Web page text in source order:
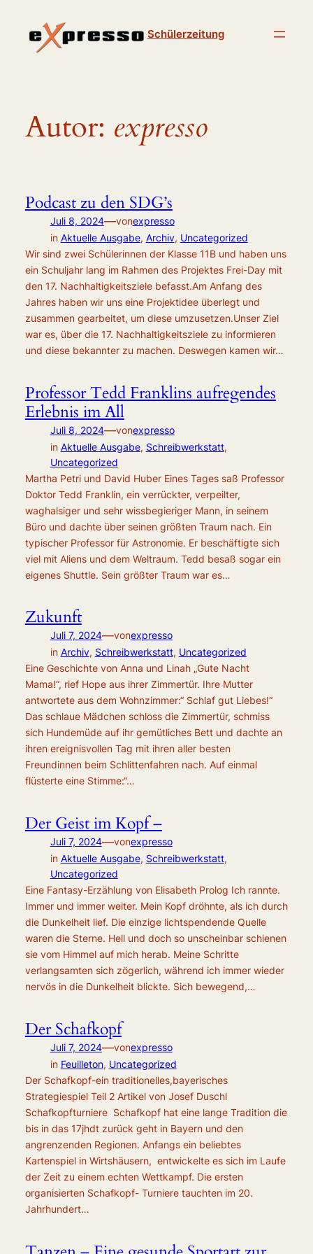
springen
Schülerzeitung
Autor: expresso
Podcast zu den SDG’s
Juli 8, 2024—vonexpresso
in Aktuelle Ausgabe, Archiv, Uncategorized
Wir sind zwei Schülerinnen der Klasse 11B und haben uns
ein Schuljahr lang im Rahmen des Projektes Frei-Day mit
den 17. Nachhaltigkeitsziele befasst.Am Anfang des
Jahres haben wir uns eine Projektidee überlegt und
zusammen gearbeitet, um diese umzusetzen.Unser Ziel
war es, über die 17. Nachhaltigkeitsziele zu informieren
und diese bekannter zu machen. Deswegen kamen wir…
Professor Tedd Franklins aufregendes
Erlebnis im All
Juli 8, 2024—vonexpresso
in Aktuelle Ausgabe, Schreibwerkstatt
Uncategorized
Martha Petri und David Huber Eines Tages saß Professor
Doktor Tedd Franklin, ein verrückter, verpeilter,
waghalsiger und sehr wissbegieriger Mann, in seinem
Büro und dachte über seinen größten Traum nach. Ein
typischer Professor für Astronomie. Er beschäftigte sich
viel mit Aliens und dem Weltraum. Tedd besaß sogar ein
eigenes Shuttle. Sein größter Traum war es…
Zukunft
Juli 7, 2024—vonexpresso
in Archiv, Schreibwerkstatt, Uncategorized
Eine Geschichte von Anna und Linah „Gute Nacht
Mama!“, rief Hope aus ihrer Zimmertür. Ihre Mutter
antwortete aus dem Wohnzimmer:“ Schlaf gut Liebes!“
Das schlaue Mädchen schloss die Zimmertür, schmiss
sich Hundemüde auf ihr gemütliches Bett und dachte an
ihren ereignisvollen Tag mit ihren aller besten
Freundinnen beim Schlittenfahren nach. Auf einmal
flüsterte eine Stimme:“…
Der Geist im Kopf –
Juli 7, 2024—vonexpresso
in Aktuelle Ausgabe, Schreibwerkstatt
Uncategorized
Eine Fantasy-Erzählung von Elisabeth Prolog Ich rannte.
Immer und immer weiter. Mein Kopf dröhnte, als ich durch
die Dunkelheit lief. Die einzige lichtspendende Quelle
waren die Sterne. Hell und doch so unscheinbar schienen
sie vom Himmel auf mich herab. Meine Schritte
verlangsamten sich zögerlich, während ich immer wieder
nervös in die Dunkelheit blickte. Sich bewegend,…
Der Schafkopf
Juli 7, 2024—vonexpresso
in Feuilleton, Uncategorized
Der Schafkopf-ein traditionelles,bayerisches
Strategiespiel Teil 2 Artikel von Josef Duschl
Schafkopfturniere Schafkopf hat eine lange Tradition die
bis in das 17jhdt zurück geht in Bayern und den
angrenzenden Regionen. Anfangs ein beliebtes
Kartenspiel in Wirtshäusern, entwickelte es sich im Laufe
der Zeit zu einem echten Wettkampf. Die ersten
organisierten Schafkopf- Turniere tauchten im 20.
Jahrhundert…